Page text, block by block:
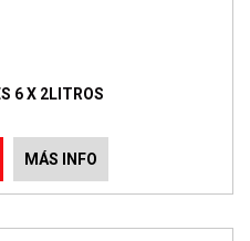
6 X 2LITROS
MÁS INFO